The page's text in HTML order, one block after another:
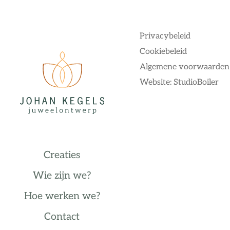
Creaties
Wie zijn we?
Hoe werken we?
Contact
Privacybeleid
Cookiebeleid
Algemene voorwaarden
Website: StudioBoiler